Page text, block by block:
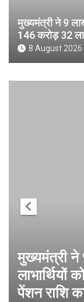
मुख्यमंत्री ने 9
146 करोड़ 32
8 August 2026
मुख्यमंत्री
पेंशन राशि